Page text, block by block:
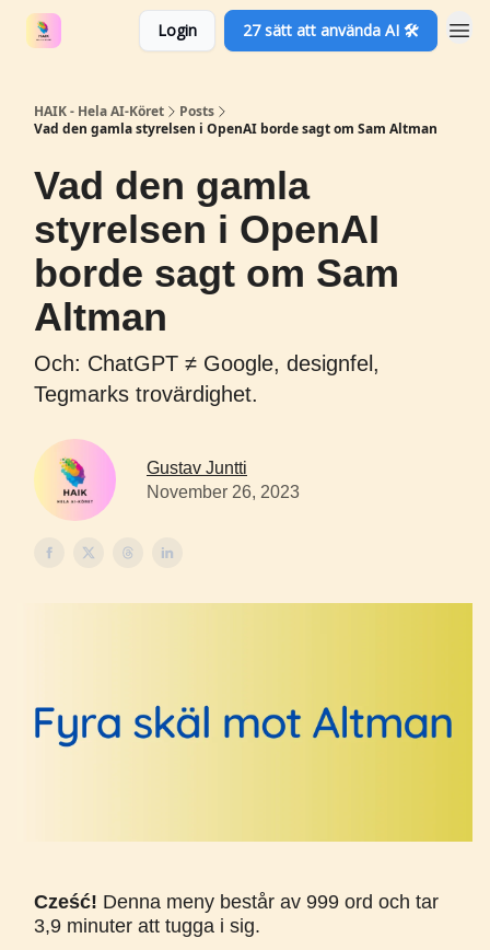
Login 27 sätt att använda AI 🛠️
HAIK - Hela AI-Köret
Posts
Vad den gamla styrelsen i OpenAI borde sagt om Sam Altman
Vad den gamla
styrelsen i OpenAI
borde sagt om Sam
Altman
Och: ChatGPT ≠ Google, designfel,
Tegmarks trovärdighet.
Gustav Juntti
November 26, 2023
Cześć! Denna meny består av 999 ord och tar
3,9 minuter att tugga i sig.